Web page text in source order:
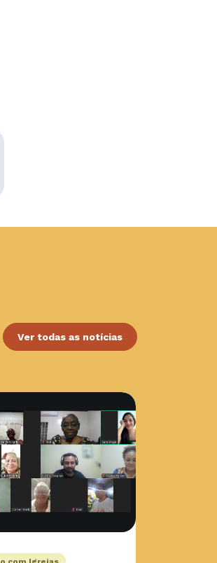
Ver todas as notícias